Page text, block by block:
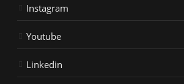
Instagram
Youtube
Linkedin